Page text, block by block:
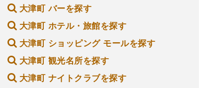
大津町 バーを探す
大津町 ホテル・旅館を探す
大津町 ショッピング モールを探す
大津町 観光名所を探す
大津町 ナイトクラブを探す